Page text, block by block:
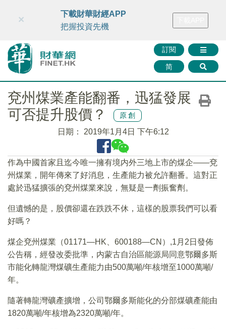
財華智庫網 FINTV FINMETA 財華證券 媒體矩陣
訂閱
简
×
下載財華財經APP
把握投資先機
兗州煤業產能翻番，迅猛發展
可否提升股價？
原創
日期： 2019年1月4日 下午6:12
作為中國首家且迄今唯一擁有境内外三地上市的煤企——兗
州煤業，開年傳來了好消息，生產能力被允許翻番。這對正
處於迅猛擴張的兗州煤業來說，無疑是一劑振奮劑。
但遺憾的是，股價卻還在跌跌不休，這樣的股票我們可以看
好嗎？
煤企兗州煤業（01171—HK、600188—CN）,1月2日發佈
公告稱，經發改委批準，内蒙古自治區能源局同意鄂爾多斯
市能化轉龍灣煤礦生產能力由500萬噸/年核增至1000萬噸/
年。
隨著轉龍灣礦產擴增，公司鄂爾多斯能化的分部煤礦產能由
1820萬噸/年核增為2320萬噸/年。